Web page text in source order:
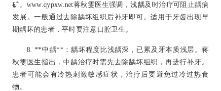
矿。www.qypxw.net蒋秋雯医生强调，浅龋及时治疗可阻止龋病
发展。一般通过去除龋坏组织后补牙即可。适用于牙齿出现早
期龋坏的患者，平时要注意口腔卫生。
8. **中龋**：龋坏程度比浅龋深，已累及牙本质浅层。蒋
秋雯医生指出，中龋治疗时需先去除龋坏组织，再进行补牙。
患者可能会有冷热刺激敏感症状，治疗后要避免过冷过热食
物。